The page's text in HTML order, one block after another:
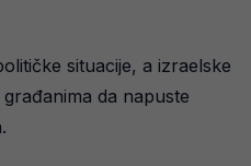
situacije, a izraelske
da napuste